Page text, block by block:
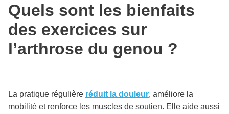
Quels sont les bienfaits
des exercices sur
l’arthrose du genou ?
La pratique régulière réduit la douleur, améliore la
mobilité et renforce les muscles de soutien. Elle aide aussi